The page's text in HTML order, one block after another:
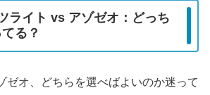
ライト vs アゾゼオ：どっち
る？
ゼオ、どちらを選べばよいのか迷って